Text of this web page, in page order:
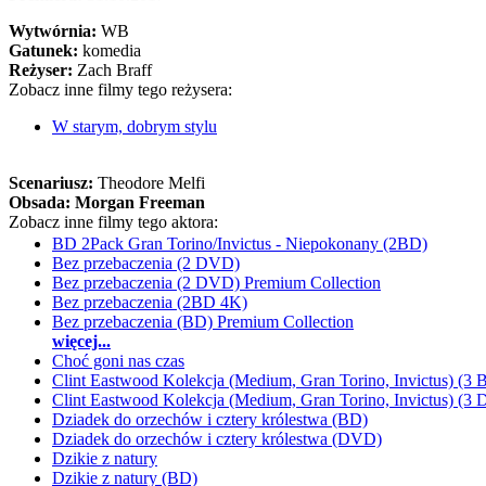
Wytwórnia: WB
Gatunek: komedia
Reżyser: Zach Braff
Zobacz inne filmy tego reżysera:
W starym, dobrym stylu
Scenariusz: Theodore Melfi
Obsada: Morgan Freeman
Zobacz inne filmy tego aktora:
BD 2Pack Gran Torino/Invictus - Niepokonany (2BD)
Bez przebaczenia (2 DVD)
Bez przebaczenia (2 DVD) Premium Collection
Bez przebaczenia (2BD 4K)
Bez przebaczenia (BD) Premium Collection
więcej...
Choć goni nas czas
Clint Eastwood Kolekcja (Medium, Gran Torino, Invictus) (3
Clint Eastwood Kolekcja (Medium, Gran Torino, Invictus) (3
Dziadek do orzechów i cztery królestwa (BD)
Dziadek do orzechów i cztery królestwa (DVD)
Dzikie z natury
Dzikie z natury (BD)